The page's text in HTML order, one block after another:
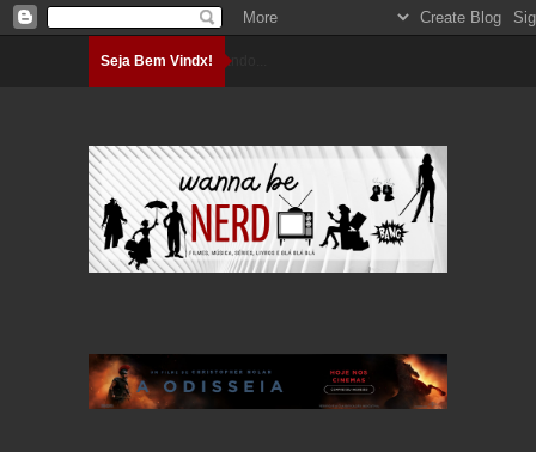
Seja Bem Vindx!Carregando...